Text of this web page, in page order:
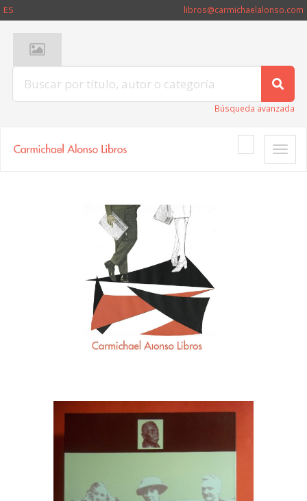
ES libros@carmichaelalonso.com
Búsqueda avanzada
Toggle